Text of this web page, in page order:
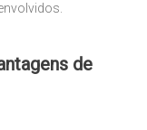
de